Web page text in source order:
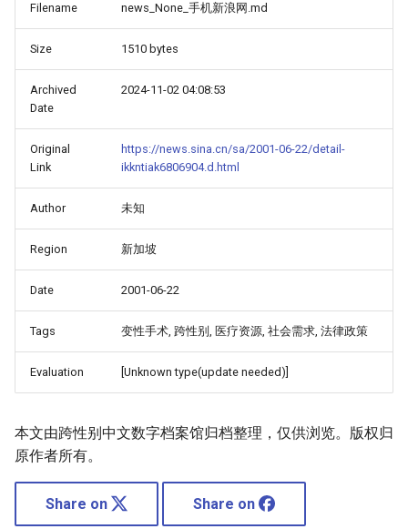
Filename news_None_手机新浪网.md
Size 1510 bytes
Archived
Date
2024-11-02 04:08:53
Original
Link
https://news.sina.cn/sa/2001-06-22/detail-
ikkntiak6806904.d.html
Author 未知
Region 新加坡
Date 2001-06-22
Tags 变性手术, 跨性别, 医疗资源, 社会需求, 法律政策
Evaluation [Unknown type(update needed)]
本文由跨性别中文数字档案馆归档整理，仅供浏览。版权归
原作者所有。
Share on Share on